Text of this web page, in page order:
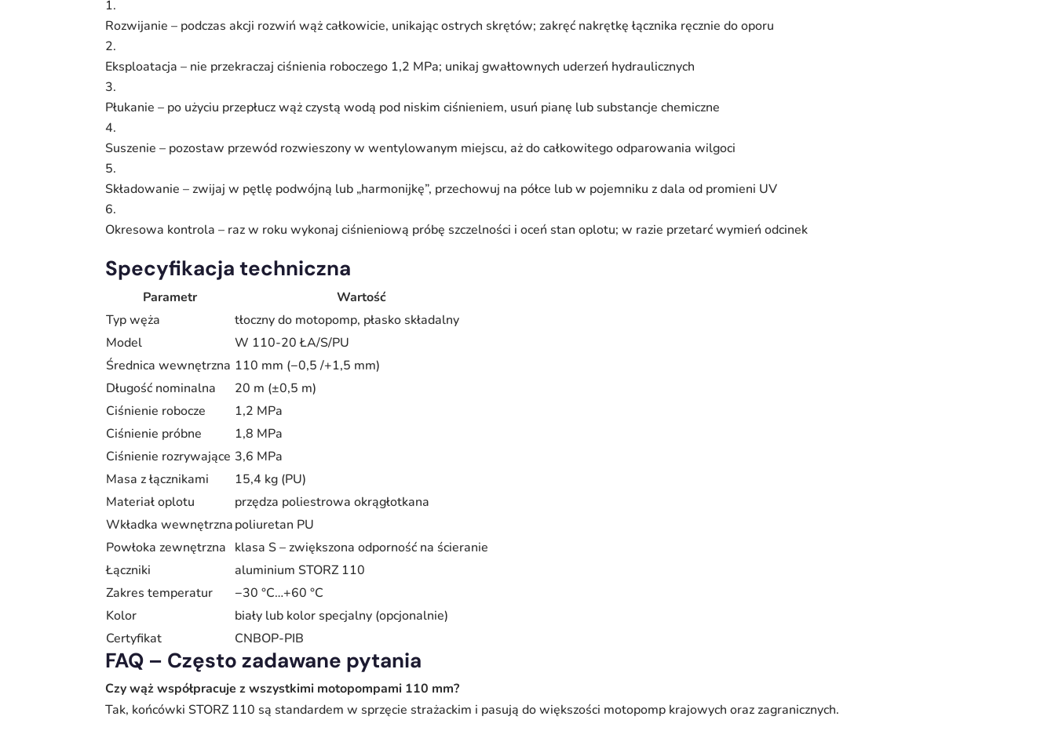
Rozwijanie – podczas akcji rozwiń wąż całkowicie, unikając ostrych skrętów; zakręć nakrętkę łącznika ręcznie do oporu
Eksploatacja – nie przekraczaj ciśnienia roboczego 1,2 MPa; unikaj gwałtownych uderzeń hydraulicznych
Płukanie – po użyciu przepłucz wąż czystą wodą pod niskim ciśnieniem, usuń pianę lub substancje chemiczne
Suszenie – pozostaw przewód rozwieszony w wentylowanym miejscu, aż do całkowitego odparowania wilgoci
Składowanie – zwijaj w pętlę podwójną lub „harmonijkę”, przechowuj na półce lub w pojemniku z dala od promieni UV
Okresowa kontrola – raz w roku wykonaj ciśnieniową próbę szczelności i oceń stan oplotu; w razie przetarć wymień odcinek
Specyfikacja techniczna
Parametr
Wartość
Typ węża
tłoczny do motopomp, płasko składalny
Model
W 110-20 ŁA/S/PU
Średnica wewnętrzna 110 mm (−0,5 /+1,5 mm)
Długość nominalna
20 m (±0,5 m)
Ciśnienie robocze
1,2 MPa
Ciśnienie próbne
1,8 MPa
Ciśnienie rozrywające 3,6 MPa
Masa z łącznikami
15,4 kg (PU)
Materiał oplotu
przędza poliestrowa okrągłotkana
Wkładka wewnętrznapoliuretan PU
Powłoka zewnętrzna klasa S – zwiększona odporność na ścieranie
Łączniki
aluminium STORZ 110
Zakres temperatur
−30 °C…+60 °C
Kolor
biały lub kolor specjalny (opcjonalnie)
Certyfikat
CNBOP-PIB
FAQ – Często zadawane pytania
Czy wąż współpracuje z wszystkimi motopompami 110 mm?
Tak, końcówki STORZ 110 są standardem w sprzęcie strażackim i pasują do większości motopomp krajowych oraz zagranicznych.